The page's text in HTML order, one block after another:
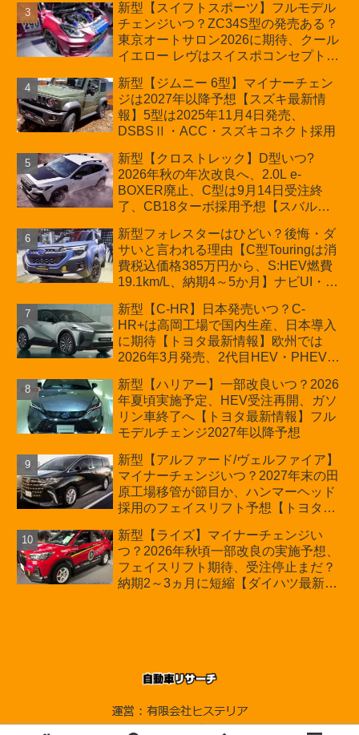
ほか「コア」と「ツール」、デリカ
D:5対抗のクロスオーバーSUVミニバ
ン
新型【スイフトスポーツ】フルモデル
チェンジいつ？ZC34S型の発売ある？
東京オートサロン2026に期待、クール
イエロー レヴはスイスポコンセプト
プが争点【スズキ最新情報】特別仕様
車「ZC33S Final Edition」終了
新型【ジムニー 6型】マイナーチェン
ジは2027年以降予想【スズキ最新情
報】5型は2025年11月4日発売、
DSBSⅡ・ACC・スズキコネクト採用
新型【クロストレック】D型いつ?
2026年秋の年次改良へ、2.0L e-
BOXER廃止、C型は9月14日受注終
了、CB18ターボ採用予想【スバル最
新型フォレスターはひどい？後悔・ダ
サいと言われる理由【C型Touringは消
費税込価格385万円から、S:HEV燃費
19.1km/L、納期4～5か月】ナビUI・冬
カーオブザイヤーとJNCAP大賞受賞後
も残る注意点
新型【C-HR】日本発売いつ？C-
HR+は高岡工場で国内生産、日本導入
に期待【トヨタ最新情報】欧州では
2026年3月発売、2代目HEV・PHEVは
新型【ハリアー】一部改良いつ？2026
年夏頃実施予定、HEV受注再開、ガソ
リン車終了へ【トヨタ最新情報】フル
モデルチェンジ2027年以降予想
新型【アルファード/ヴェルファイア】
マイナーチェンジいつ？2027年末の田
原工場移管が節目か、ハンマーヘッド
採用のフェイスリフト予想【トヨタ最
費税込価格559万9000円から
新型【ライズ】マイナーチェンジい
つ？2026年秋頃一部改良の実施予想、
フェイスリフト期待、受注停止まだ？
納期2～3ヵ月に短縮【ダイハツ最新情